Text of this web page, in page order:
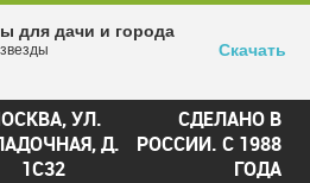
УЛ.
Д.
1С32
СДЕЛАНО В
РОССИИ. С 1988
ГОДА
для дачи и города
Скачать